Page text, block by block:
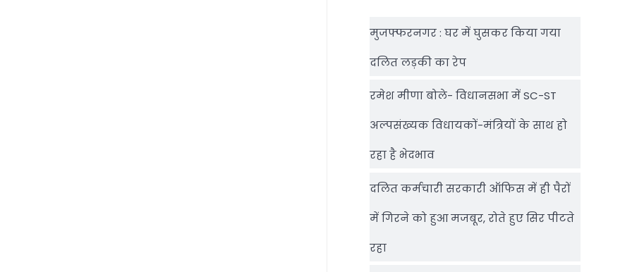
मुजफ्फरनगर : घर में घुसकर किया गया
दलित लड़की का रेप
रमेश मीणा बोले- विधानसभा में SC-ST
अल्पसंख्यक विधायकों-मंत्रियों के साथ हो
रहा है भेदभाव
दलित कर्मचारी सरकारी ऑफ‍िस में ही पैरों
में गिरने को हुआ मजबूर, रोते हुए सिर पीटते
रहा